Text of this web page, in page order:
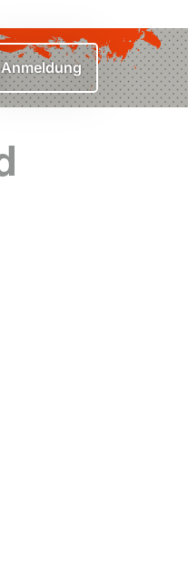
Anmeldung